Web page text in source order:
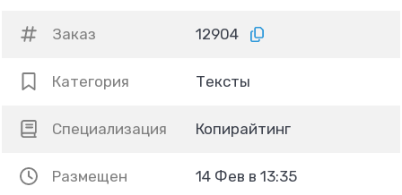
Заказ 12904
Категория Тексты
Специализация Копирайтинг
Размещен 14 Фев в 13:35